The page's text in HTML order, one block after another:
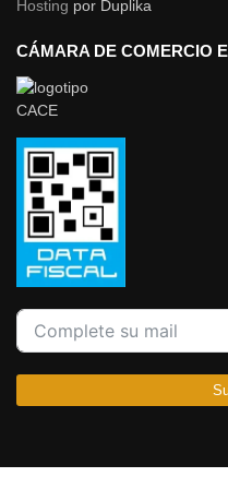
Hosting por Duplika
CÁMARA DE COMERCIO